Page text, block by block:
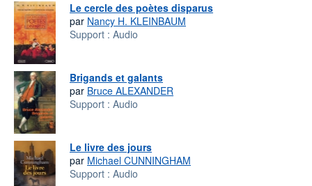
Le cercle des poètes disparus
par Nancy H. KLEINBAUM
Support : Audio
Brigands et galants
par Bruce ALEXANDER
Support : Audio
Le livre des jours
par Michael CUNNINGHAM
Support : Audio